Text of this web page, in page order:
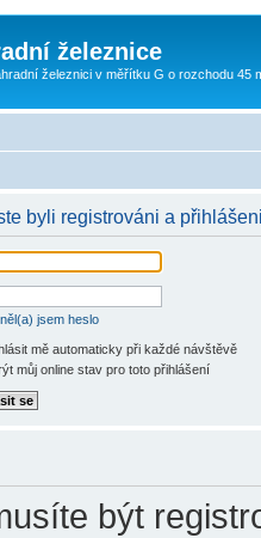
železnice
železnici v měřítku G o rozchodu 45
byli registrováni a
jsem heslo
mě automaticky při každé návštěvě
můj online stav pro toto přihlášení
být